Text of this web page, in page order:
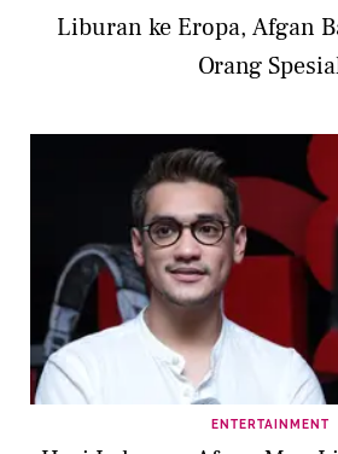
Liburan ke Eropa, Afgan
Orang
ENTERTAINMENT